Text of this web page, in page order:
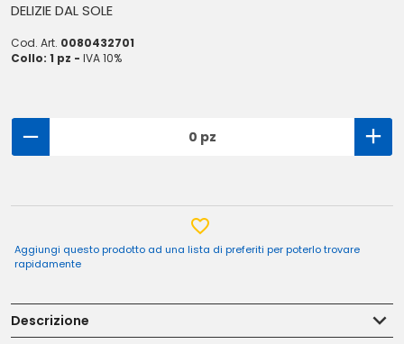
DELIZIE DAL SOLE
Cod. Art. 0080432701
Collo: 1 pz - IVA 10%
0 pz
Aggiungi questo prodotto ad una lista di preferiti per poterlo trovare
rapidamente
Descrizione